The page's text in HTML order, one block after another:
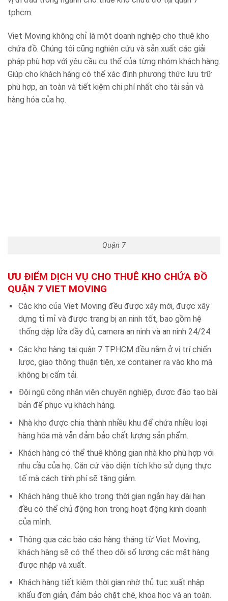
tphcm.
Viet Moving không chỉ là một doanh nghiệp cho thuê kho
chứa đồ. Chúng tôi cũng nghiên cứu và sản xuất các giải
pháp phù hợp với yêu cầu cụ thể của từng nhóm khách hàng.
Giúp cho khách hàng có thể xác định phương thức lưu trữ
phù hợp, an toàn và tiết kiệm chi phí nhất cho tài sản và
hàng hóa của họ.
Quận 7
ƯU ĐIỂM DỊCH VỤ CHO THUÊ KHO CHỨA ĐỒ
QUẬN 7 VIET MOVING
Các kho của Viet Moving đều được xây mới, được xây
dựng tỉ mỉ và được trang bị an ninh tốt, bao gồm hệ
thống dập lửa đầy đủ, camera an ninh và an ninh 24/24.
Các kho hàng tại quận 7 TP.HCM đều nằm ở vị trí chiến
lược, giao thông thuận tiện, xe container ra vào kho mà
không bị cấm tải.
Đội ngũ công nhân viên chuyên nghiệp, được đào tạo bài
bản để phục vụ khách hàng.
Nhà kho được chia thành nhiều khu để chứa nhiều loại
hàng hóa mà vẫn đảm bảo chất lượng sản phẩm.
Khách hàng có thể thuê không gian nhà kho phù hợp với
nhu cầu của họ. Căn cứ vào diện tích kho sử dụng thực
tế mà cách tính phí sẽ tăng giảm.
Khách hàng thuê kho trong thời gian ngắn hay dài hạn
đều có thể chủ động hơn trong hoạt động kinh doanh
của mình.
Thông qua các báo cáo hàng tháng từ Viet Moving,
khách hàng sẽ có thể theo dõi số lượng các mặt hàng
được nhập và xuất.
Khách hàng tiết kiệm thời gian nhờ thủ tục xuất nhập
khẩu đơn giản, đảm bảo chặt chẽ, khoa học và an toàn.